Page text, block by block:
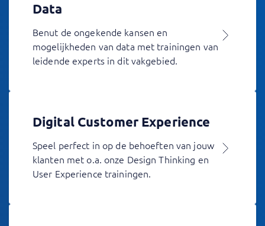
Data
Benut de ongekende kansen en
mogelijkheden van data met trainingen van
leidende experts in dit vakgebied.
Digital Customer Experience
Speel perfect in op de behoeften van jouw
klanten met o.a. onze Design Thinking en
User Experience trainingen.